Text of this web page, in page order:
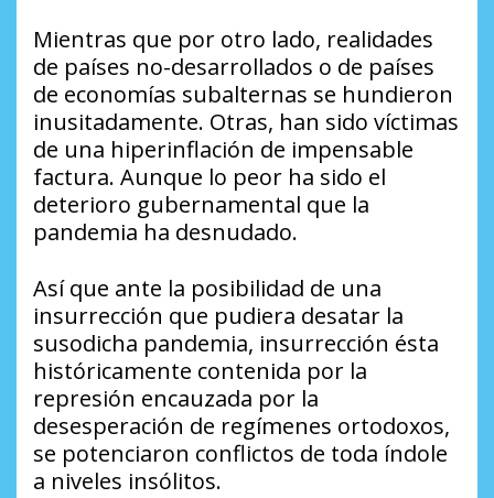
Mientras que por otro lado, realidades
de países no-desarrollados o de países
de economías subalternas se hundieron
inusitadamente. Otras, han sido víctimas
de una hiperinflación de impensable
factura. Aunque lo peor ha sido el
deterioro gubernamental que la
pandemia ha desnudado.
Así que ante la posibilidad de una
insurrección que pudiera desatar la
susodicha pandemia, insurrección ésta
históricamente contenida por la
represión encauzada por la
desesperación de regímenes ortodoxos,
se potenciaron conflictos de toda índole
a niveles insólitos.